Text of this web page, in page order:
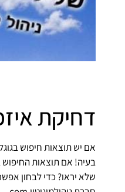
דחיקת
אם יש תוצאות חיפוש
בעיה! אם תוצאות החיפוש
שלא יראו? כדי לבחון